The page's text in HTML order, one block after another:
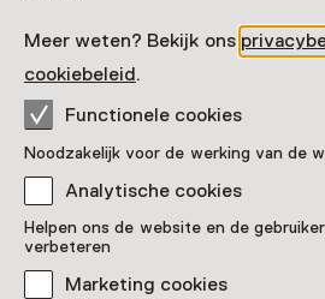
Meer weten? Bekijk ons
cookiebeleid.
Functionele cookies
Noodzakelijk voor de werking van de
Analytische cookies
Helpen ons de website en de
verbeteren
Marketing cookies
Vandaag open tot 17:00 uur
Meer openingstijden
Zien & doen in
Museum